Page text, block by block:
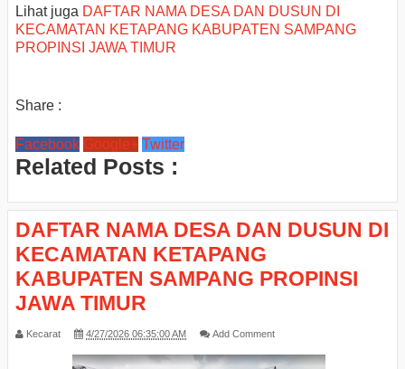
Lihat juga DAFTAR NAMA DESA DAN DUSUN DI
KECAMATAN KETAPANG KABUPATEN SAMPANG
PROPINSI JAWA TIMUR
Share :
Facebook Google+ Twitter
Related Posts :
DAFTAR NAMA DESA DAN DUSUN DI
KECAMATAN KETAPANG
KABUPATEN SAMPANG PROPINSI
JAWA TIMUR
Kecarat 4/27/2026 06:35:00 AM Add Comment